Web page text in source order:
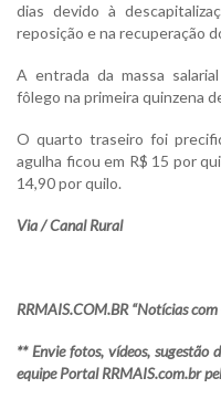
dias devido à
reposição e na recuperação
A entrada da massa
fôlego na primeira quinzena
O quarto traseiro foi
agulha ficou em R$ 15 por
14,90 por quilo.
Via / Canal Rural
RRMAIS.COM.BR “Notícias
** Envie fotos, vídeos, sugestão
equipe Portal RRMAIS.com.br